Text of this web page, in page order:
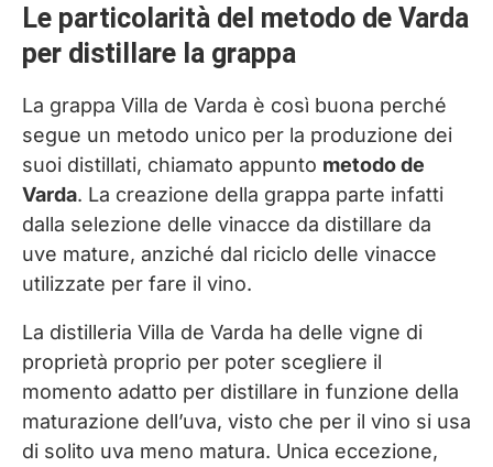
Le particolarità del metodo de Varda
per distillare la grappa
La grappa Villa de Varda è così buona perché
segue un metodo unico per la produzione dei
suoi distillati, chiamato appunto metodo de
Varda. La creazione della grappa parte infatti
dalla selezione delle vinacce da distillare da
uve mature, anziché dal riciclo delle vinacce
utilizzate per fare il vino.
La distilleria Villa de Varda ha delle vigne di
proprietà proprio per poter scegliere il
momento adatto per distillare in funzione della
maturazione dell’uva, visto che per il vino si usa
di solito uva meno matura. Unica eccezione,